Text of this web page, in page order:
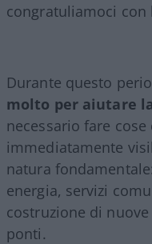
congratuliamoci con
Durante questo
molto per aiutare
necessario fare
immediatamente
natura
energia, servizi
costruzione di
ponti.